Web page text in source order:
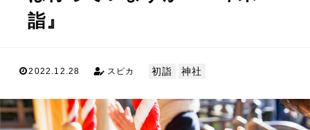
詣』
2022.12.28 スピカ 初詣 神社